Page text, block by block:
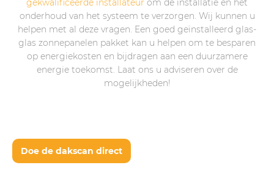
onderhoud van het systeem te verzorgen. Wij kunnen u
helpen met al deze vragen. Een goed geïnstalleerd glas-
glas zonnepanelen pakket kan u helpen om te besparen
op energiekosten en bijdragen aan een duurzamere
energie toekomst. Laat ons u adviseren over de
mogelijkheden!
Doe de dakscan direct